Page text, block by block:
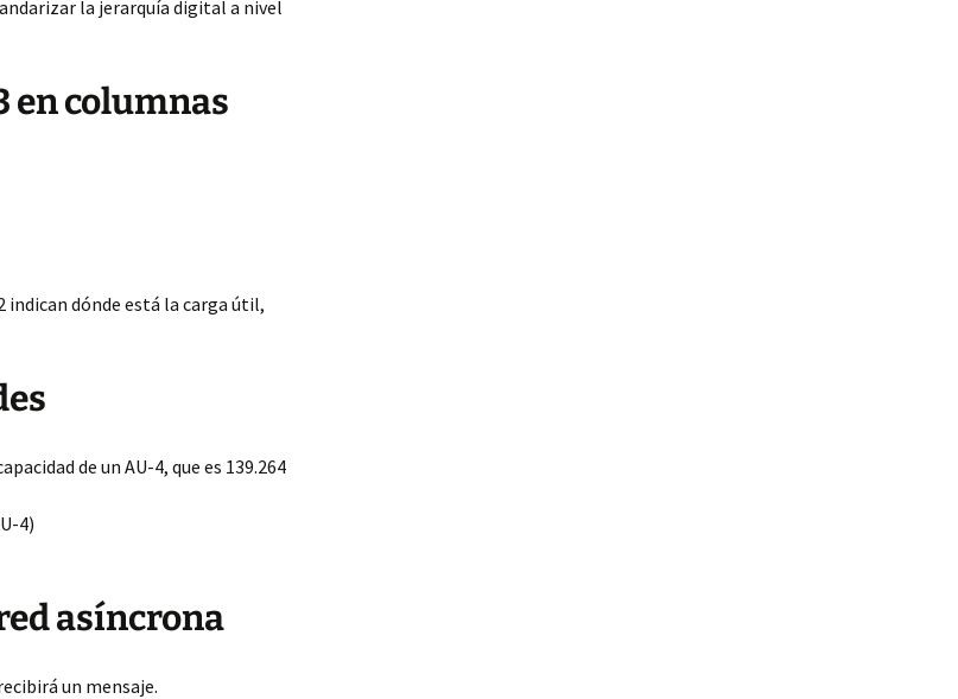
la jerarquía digital a nivel
en columnas
indican dónde está la carga útil,
de un AU-4, que es 139.264
4)
asíncrona
un mensaje.